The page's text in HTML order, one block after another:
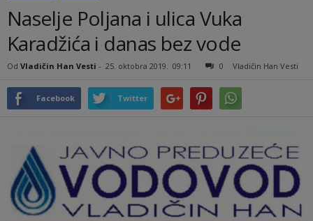
Naselje Poljana i ulica Vuka
Karadžića i danas bez vode
Od Vladičin Han Vesti - 25. oktobra 2019. 09:11 0 Vladičin Han Vesti
Facebook Twitter